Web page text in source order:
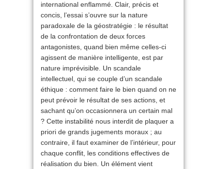
international enflammé. Clair, précis et
concis, l’essai s’ouvre sur la nature
paradoxale de la géostratégie : le résultat
de la confrontation de deux forces
antagonistes, quand bien même celles-ci
agissent de manière intelligente, est par
nature imprévisible. Un scandale
intellectuel, qui se couple d’un scandale
éthique : comment faire le bien quand on ne
peut prévoir le résultat de ses actions, et
sachant qu’on occasionnera un certain mal
? Cette instabilité nous interdit de plaquer a
priori de grands jugements moraux ; au
contraire, il faut examiner de l’intérieur, pour
chaque conflit, les conditions effectives de
réalisation du bien. Un élément vient